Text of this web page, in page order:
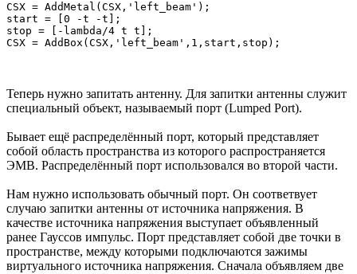
CSX = AddMetal(CSX,'left_beam');
start = [0 -t -t];
stop = [-lambda/4 t t];
Теперь нужно запитать антенну. Для запитки антенны служит
специальный объект, называемый порт (Lumped Port).
Бывает ещё распределённый порт, который представляет
собой область пространства из которого распространяется
ЭМВ. Распределённый порт использовался во второй части.
Нам нужно использовать обычный порт. Он соответвует
случаю запитки антенны от источника напряжения. В
качестве источника напряжения выступает объявленный
ранее Гауссов импульс. Порт представляет собой две точки в
пространстве, между которыми подключаются зажимы
виртуального источника напряжения. Сначала объявляем две